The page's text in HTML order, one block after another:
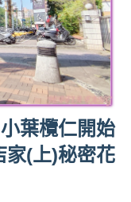
葉欖仁開始
家(上)秘密花